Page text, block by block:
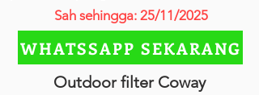
Sah sehingga: 25/11/2025
WHATSSAPP SEKARANG
Outdoor filter Coway